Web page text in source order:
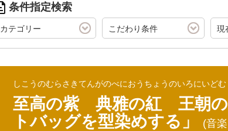
条件指定検索
カテゴリー こだわり条件 現
しこうのむらさきてんがのべにおうちょうのいろにいど
至高の紫 典雅の紅 王朝の
トバッグを型染めする」
(音